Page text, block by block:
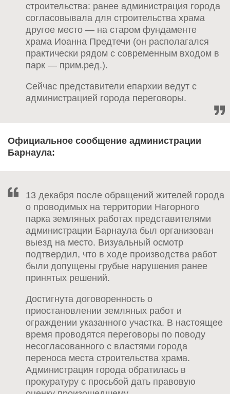
строительства: ранее администрация города
согласовывала для строительства храма
другое место — на старом фундаменте
храма Иоанна Предтечи (он располагался
практически рядом с современным входом в
парк — прим.ред.).
Сейчас представители епархии ведут с
администрацией города переговоры.
Официальное сообщение администрации
Барнаула:
13 декабря после обращений жителей города
о проводимых на территории Нагорного
парка земляных работах представителями
администрации Барнаула был организован
выезд на место. Визуальный осмотр
подтвердил, что в ходе производства работ
были допущены грубые нарушения ранее
принятых решений.
Достигнута договоренность о
приостановлении земляных работ и
ограждении указанного участка. В настоящее
время проводятся переговоры по поводу
несогласованного с властями города
переноса места строительства храма.
Администрация города обратилась в
прокуратуру с просьбой дать правовую